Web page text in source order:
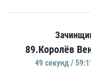
89.Королёв
49 секунд /